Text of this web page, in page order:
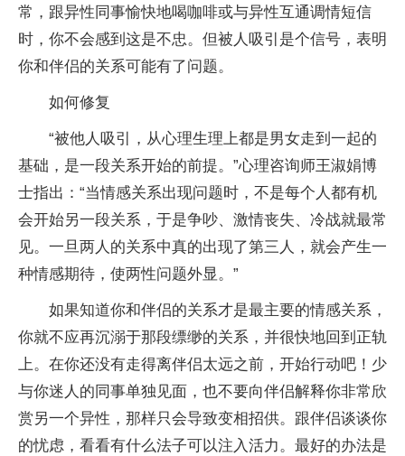
常，跟异性同事愉快地喝咖啡或与异性互通调情短信
时，你不会感到这是不忠。但被人吸引是个信号，表明
你和伴侣的关系可能有了问题。
如何修复
“被他人吸引，从心理生理上都是男女走到一起的
基础，是一段关系开始的前提。”心理咨询师王淑娟博
士指出：“当情感关系出现问题时，不是每个人都有机
会开始另一段关系，于是争吵、激情丧失、冷战就最常
见。一旦两人的关系中真的出现了第三人，就会产生一
种情感期待，使两性问题外显。”
如果知道你和伴侣的关系才是最主要的情感关系，
你就不应再沉溺于那段缥缈的关系，并很快地回到正轨
上。在你还没有走得离伴侣太远之前，开始行动吧！少
与你迷人的同事单独见面，也不要向伴侣解释你非常欣
赏另一个异性，那样只会导致变相招供。跟伴侣谈谈你
的忧虑，看看有什么法子可以注入活力。最好的办法是